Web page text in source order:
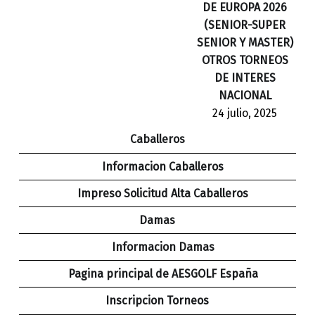
DE EUROPA 2026
(SENIOR-SUPER
SENIOR Y MASTER)
OTROS TORNEOS
DE INTERES
NACIONAL
24 julio, 2025
Caballeros
Informacion Caballeros
Impreso Solicitud Alta Caballeros
Damas
Informacion Damas
Pagina principal de AESGOLF España
Inscripcion Torneos